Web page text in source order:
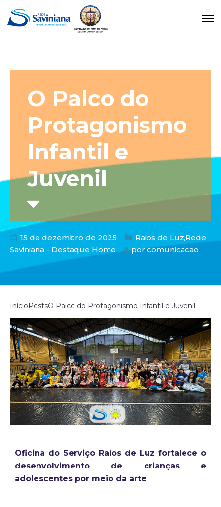
O Palco do
Protagonismo
Infantil e
Juvenil
15 de dezembro de 2025 Raios de Luz,Rede
Saviniana - Destaque Home
porcomunicacao
Início PostsO Palco do Protagonismo Infantil e Juvenil
Oficina do Serviço Raios de Luz fortalece o
desenvolvimento de crianças e
adolescentes por meio da arte